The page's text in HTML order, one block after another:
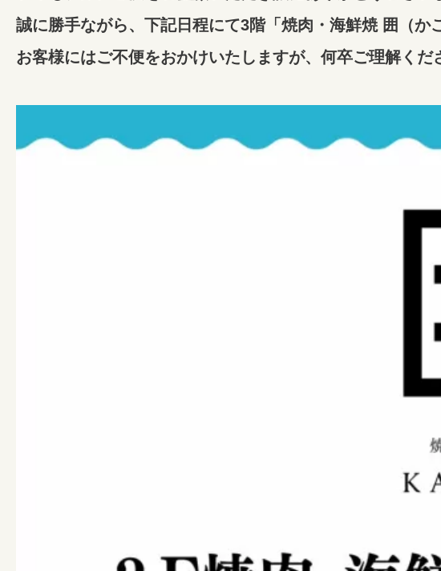
誠に勝手ながら、下記日程にて3階「焼肉・海鮮焼 囲（か
お客様にはご不便をおかけいたしますが、何卒ご理解くだ